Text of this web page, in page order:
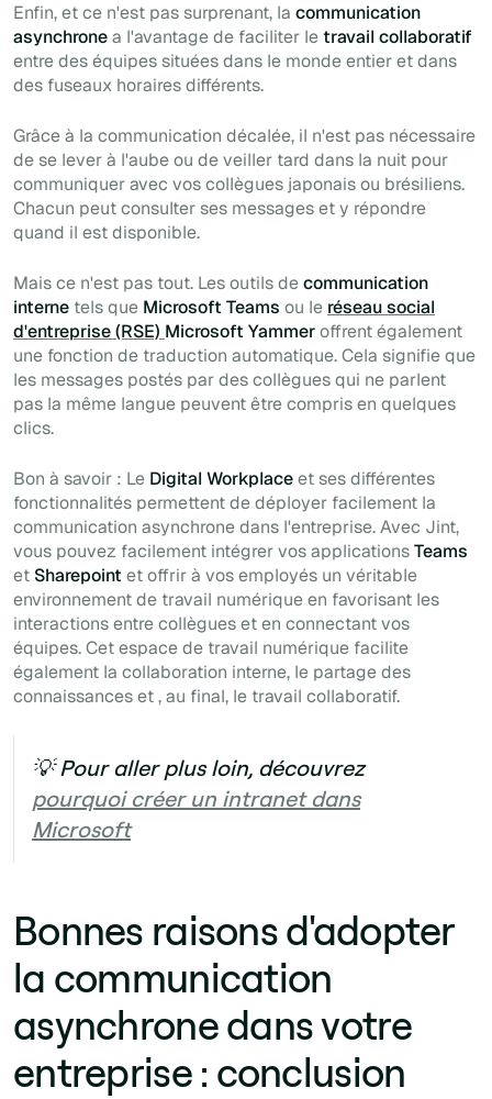
Enfin, et ce n'est pas surprenant, la communication
asynchronea l'avantage de faciliter letravail collaboratif
entre des équipes situées dans le monde entier et dans
des fuseaux horaires différents.
Grâce à la communication décalée, il n'est pas nécessaire
de se lever à l'aube ou de veiller tard dans la nuit pour
communiquer avec vos collègues japonais ou brésiliens.
Chacun peut consulter ses messages et y répondre
quand il est disponible.
Mais ce n'est pas tout. Les outils decommunication
interne tels que Microsoft Teams ou le réseau social
d'entreprise (RSE) Microsoft Yammeroffrent également
une fonction de traduction automatique. Cela signifie que
les messages postés par des collègues qui ne parlent
pas la même langue peuvent être compris en quelques
clics.
Bon à savoir : Le Digital Workplaceet ses différentes
fonctionnalités permettent de déployer facilement la
communication asynchrone dans l'entreprise. Avec Jint,
vous pouvez facilement intégrer vos applicationsTeams
et Sharepoint et offrir à vos employés un véritable
environnement de travail numérique en favorisant les
interactions entre collègues et en connectant vos
équipes. Cet espace de travail numérique facilite
également la collaboration interne, le partage des
connaissances et, au final, le travail collaboratif.
💡 Pour aller plus loin, découvrez
pourquoi créer un intranet dans
Microsoft
Bonnes raisons d'adopter
la communication
asynchrone dans votre
entreprise : conclusion